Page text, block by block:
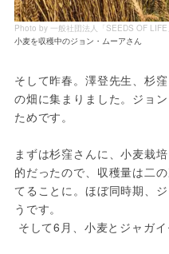
Photo by 一般社団法人「SEEDS OF LIFE」
小麦を収穫中のジョン・ムーアさん
そして昨春。澤登先生、杉
の畑に集まりました。ジョ
ためです。
まずは杉窪さんに、小麦栽
的だったので、収穫量は二
てることに。ほぼ同時期、
うです。
そして6月、小麦とジャガイ